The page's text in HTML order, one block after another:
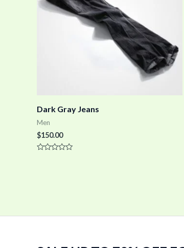
Dark Gray Jeans
Men
$150.00